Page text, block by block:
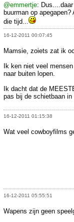
@emmertje:
buurman op
die tijd...
16-12-2011 00:07:45
Mamsie, zoiets zat ik
Ik ken niet veel
naar buiten lopen.
Ik dacht dat de
pas bij de schietbaan
16-12-2011 01:15:38
Wat veel cowboyfilms
16-12-2011 05:55:51
Wapens zijn geen